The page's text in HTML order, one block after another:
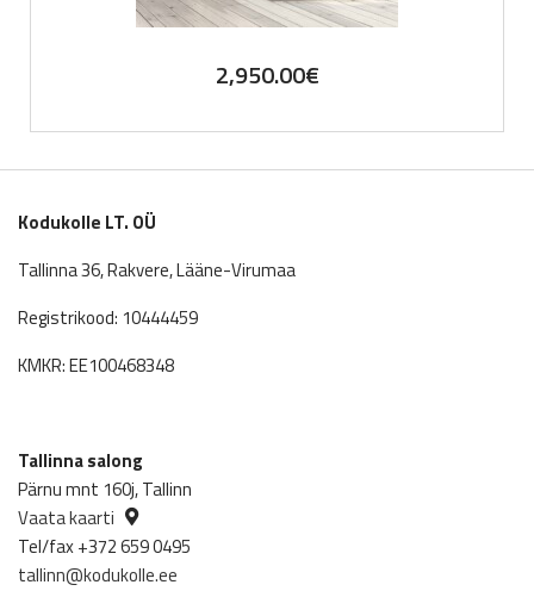
2,950.00€
Kodukolle LT. OÜ
Tallinna 36, Rakvere, Lääne-Virumaa
Registrikood: 10444459
KMKR: EE100468348
Tallinna salong
Pärnu mnt 160j, Tallinn
Vaata kaarti
Tel/fax +372 659 0495
tallinn@kodukolle.ee